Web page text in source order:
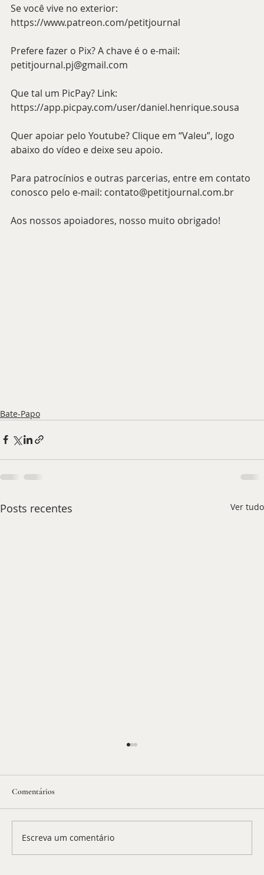
Se você vive no exterior:
https://www.patreon.com/petitjournal
Prefere fazer o Pix? A chave é o e-mail:
petitjournal.pj@gmail.com
Que tal um PicPay? Link:
https://app.picpay.com/user/daniel.henrique.sousa
Quer apoiar pelo Youtube? Clique em “Valeu”, logo
abaixo do vídeo e deixe seu apoio.
Para patrocínios e outras parcerias, entre em contato
conosco pelo e-mail: contato@petitjournal.com.br
Aos nossos apoiadores, nosso muito obrigado!
Bate-Papo
Posts recentes Ver tudo
Comentários
Escreva um comentário